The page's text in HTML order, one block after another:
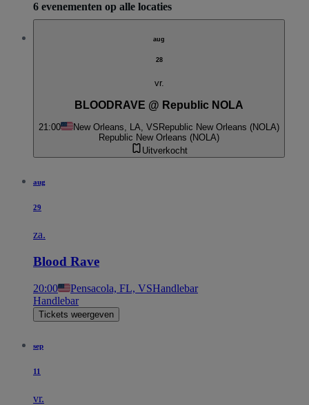
6 evenementen op alle locaties
aug
28
vr.
BLOODRAVE @ Republic NOLA
21:00 New Orleans, LA, VS Republic New Orleans (NOLA)
Republic New Orleans (NOLA)
Uitverkocht
aug
29
za.
Blood Rave
20:00 Pensacola, FL, VSHandlebar
Handlebar
Tickets weergeven
sep
11
vr.